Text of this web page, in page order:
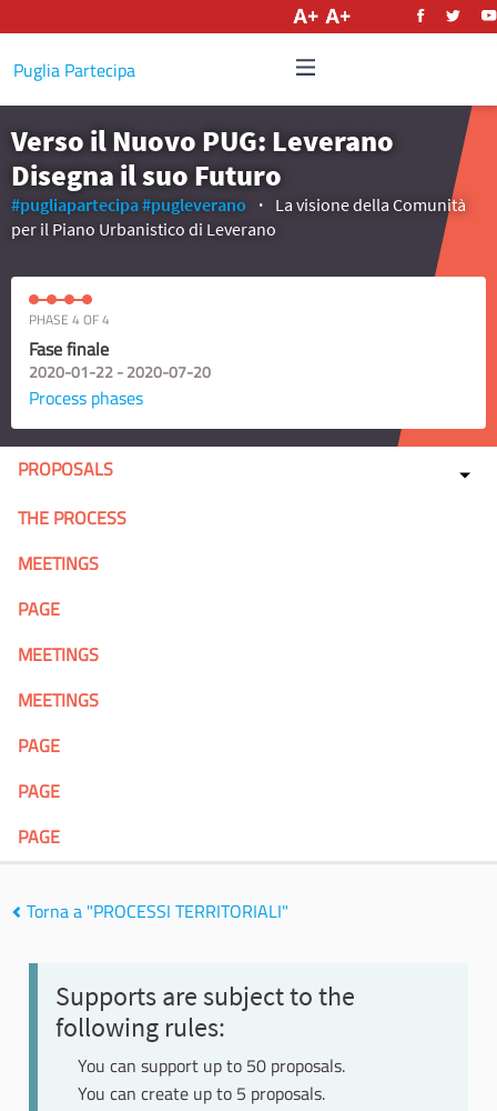
Puglia Partecipa
Verso il Nuovo PUG: Leverano
Disegna il suo Futuro
#pugliapartecipa#pugleverano
La visione della Comunità
per il Piano Urbanistico di Leverano
PHASE 4 OF 4
Fase finale
2020-01-22 - 2020-07-20
Process phases
PROPOSALS
THE PROCESS
MEETINGS
PAGE
MEETINGS
MEETINGS
PAGE
PAGE
PAGE
Torna a "PROCESSI TERRITORIALI"
Supports are subject to the
following rules:
You can support up to 50 proposals.
You can create up to 5 proposals.